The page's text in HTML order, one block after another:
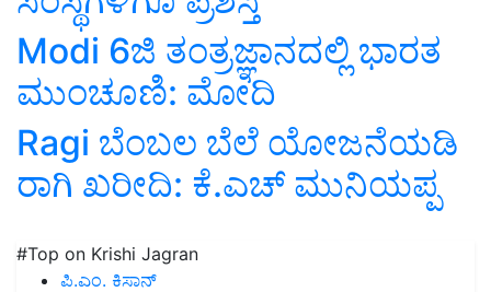
Modi 6ಜಿ ತಂತ್ರಜ್ಞಾನದಲ್ಲಿ ಭಾರತ
ಮುಂಚೂಣಿ: ಮೋದಿ
Ragi ಬೆಂಬಲ ಬೆಲೆ ಯೋಜನೆಯಡಿ
ರಾಗಿ ಖರೀದಿ: ಕೆ.ಎಚ್‌ ಮುನಿಯಪ್ಪ
#Top on Krishi Jagran
ಪಿ.ಎಂ. ಕಿಸಾನ್